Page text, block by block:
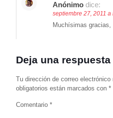
Anónimo dice:
septiembre 27, 2011 a
Muchísimas gracias,
Deja una respuesta
Tu dirección de correo electrónico
obligatorios están marcados con *
Comentario *